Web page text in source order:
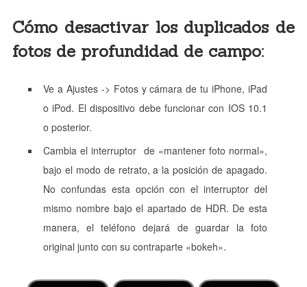
Cómo desactivar los duplicados de
fotos de profundidad de campo:
Ve a Ajustes -> Fotos y cámara de tu iPhone, iPad
o iPod. El dispositivo debe funcionar con IOS 10.1
o posterior.
Cambia el interruptor de «mantener foto normal»,
bajo el modo de retrato, a la posición de apagado.
No confundas esta opción con el interruptor del
mismo nombre bajo el apartado de HDR. De esta
manera, el teléfono dejará de guardar la foto
original junto con su contraparte «bokeh».